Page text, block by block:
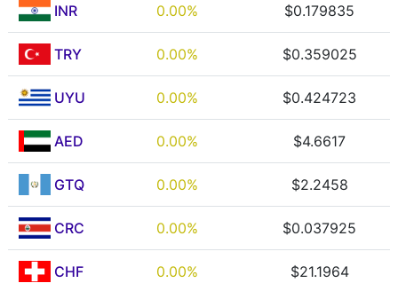
INR 0.00% $0.179835
TRY 0.00% $0.359025
UYU 0.00% $0.424723
AED 0.00% $4.6617
GTQ 0.00% $2.2458
CRC 0.00% $0.037925
CHF 0.00% $21.1964